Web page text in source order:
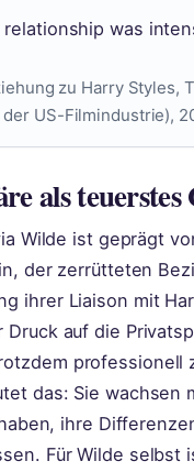
was
zu Harry Styles,
US-Filmindustrie),
als teuerstes
Wilde ist geprägt
der zerrütteten
ihrer Liaison mit
auf die
professionell
das: Sie wachsen
ihre
Für Wilde selbst